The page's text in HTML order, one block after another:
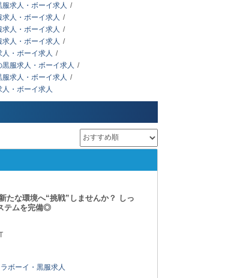
服求人・ボーイ求人
人・ボーイ求人
人・ボーイ求人
人・ボーイ求人
・ボーイ求人
服求人・ボーイ求人
服求人・ボーイ求人
・ボーイ求人
たな環境へ“挑戦”しませんか？ しっ
テムを完備◎
ボーイ・黒服求人